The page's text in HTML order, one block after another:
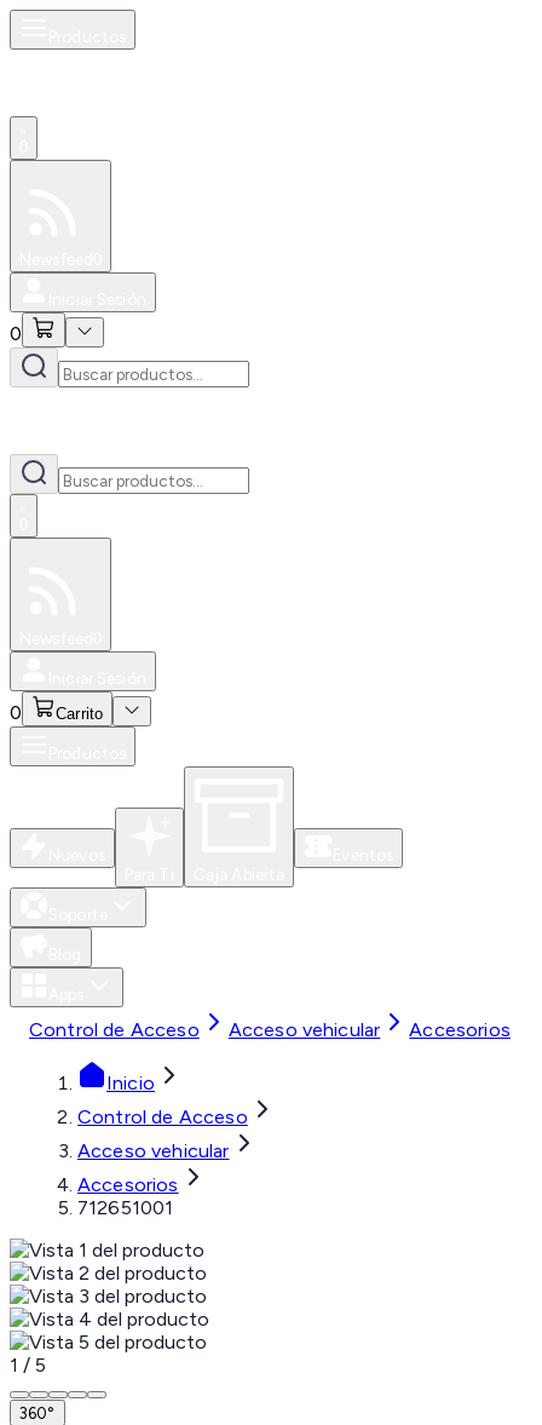
0
0 Carrito
Control de Acceso Acceso vehicular Accesorios
Inicio
Control de Acceso
Acceso vehicular
Accesorios
712651001
1 / 5
360°